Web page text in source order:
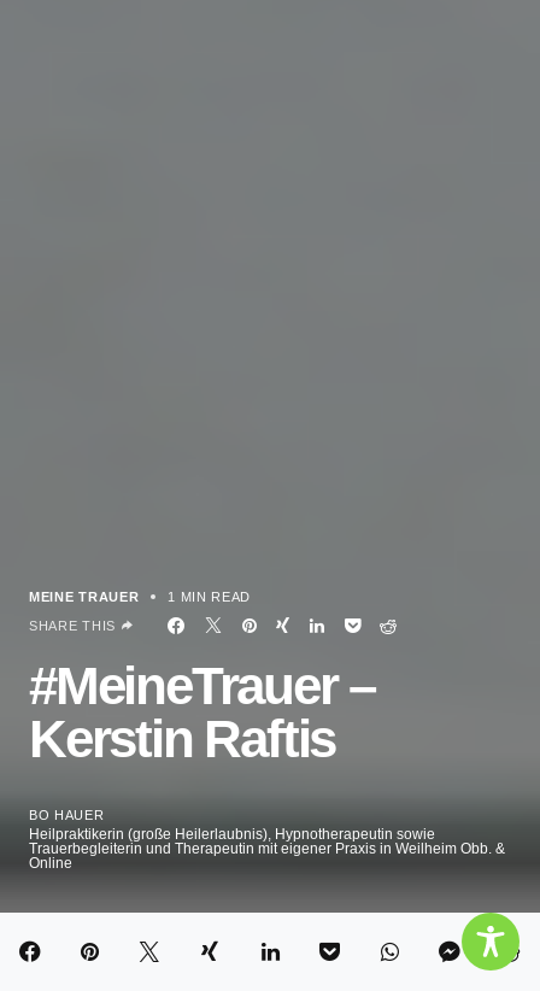
MEINE TRAUER
1 MIN READ
SHARE THIS
#MeineTrauer –
Kerstin Raftis
BO HAUER
Heilpraktikerin (große Heilerlaubnis), Hypnotherapeutin sowie
Trauerbegleiterin und Therapeutin mit eigener Praxis in Weilheim Obb. &
Online